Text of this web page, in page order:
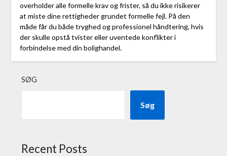
overholder alle formelle krav og frister, så du ikke risikerer
at miste dine rettigheder grundet formelle fejl. På den
måde får du både tryghed og professionel håndtering, hvis
der skulle opstå tvister eller uventede konflikter i
forbindelse med din bolighandel.
SØG
Søg
Recent Posts